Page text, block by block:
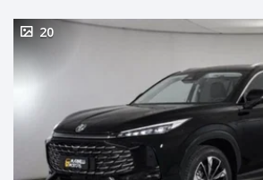
20